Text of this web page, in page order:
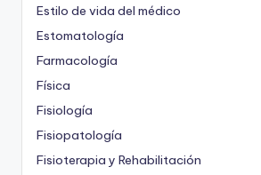
Estilo de vida del médico
Estomatología
Farmacología
Física
Fisiología
Fisiopatología
Fisioterapia y Rehabilitación